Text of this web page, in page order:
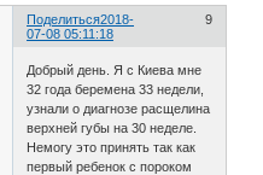
Поделиться 9
2018-
07-08 05:11:18
Добрый день. Я с Киева мне
32 года беремена 33 недели,
узнали о диагнозе расщелина
верхней губы на 30 неделе.
Немогу это принять так как
первый ребенок с пороком